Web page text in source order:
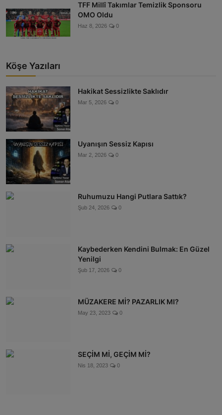
TFF Millî Takımlar Temizlik Sponsoru
OMO Oldu
Haz 8, 2026 0
Köşe Yazıları
Hakikat Sessizlikte Saklıdır
Mar 5, 2026 0
Uyanışın Sessiz Kapısı
Mar 2, 2026 0
Ruhumuzu Hangi Putlara Sattık?
Şub 24, 2026 0
Kaybederken Kendini Bulmak: En Güzel
Yenilgi
Şub 17, 2026 0
MÜZAKERE Mİ? PAZARLIK MI?
May 23, 2023 0
SEÇİM Mİ, GEÇİM Mİ?
Nis 18, 2023 0